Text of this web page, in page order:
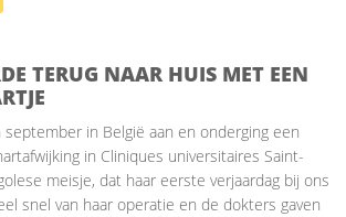
TERUG NAAR HUIS MET EEN
september in België aan en onderging een
in Cliniques universitaires Saint-
meisje, dat haar eerste verjaardag bij ons
snel van haar operatie en de dokters gaven